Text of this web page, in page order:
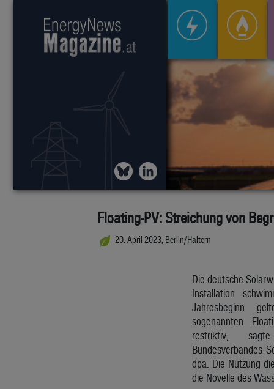
Floating-PV: Streichung von
20. April 2023, Berlin/Haltern
Die deutsche
Installation
Jahresbeginn
sogenannten
restriktiv,
Bundesverbandes
dpa. Die Nutzung
die Novelle des